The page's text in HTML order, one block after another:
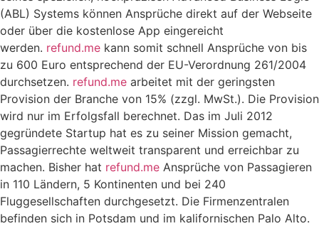
(ABL) Systems können Ansprüche direkt auf der Webseite
oder über die kostenlose App eingereicht
werden. refund.me kann somit schnell Ansprüche von bis
zu 600 Euro entsprechend der EU-Verordnung 261/2004
durchsetzen. refund.me arbeitet mit der geringsten
Provision der Branche von 15% (zzgl. MwSt.). Die Provision
wird nur im Erfolgsfall berechnet. Das im Juli 2012
gegründete Startup hat es zu seiner Mission gemacht,
Passagierrechte weltweit transparent und erreichbar zu
machen. Bisher hat refund.me Ansprüche von Passagieren
in 110 Ländern, 5 Kontinenten und bei 240
Fluggesellschaften durchgesetzt. Die Firmenzentralen
befinden sich in Potsdam und im kalifornischen Palo Alto.